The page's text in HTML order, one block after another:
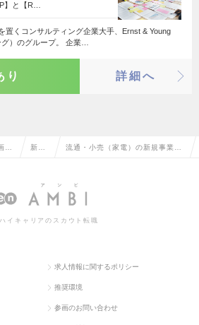
】と【R…
置くコンサルティング企業大手、Ernst & Young
）のグループ。 企業…
り 詳細へ
・ 新規 流通・小売（家電）の新規事業の
イキャリアのスカウト転職
求人情報に関するポリシー
推奨環境
参画のお問い合わせ